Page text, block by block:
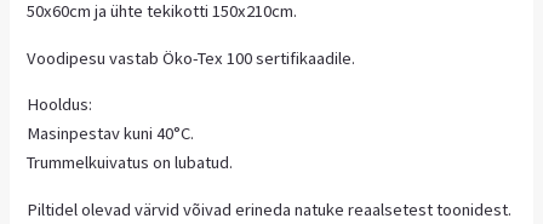
50x60cm ja ühte tekikotti 150x210cm.
Voodipesu vastab Öko-Tex 100 sertifikaadile.
Hooldus:
Masinpestav kuni 40°C.
Trummelkuivatus on lubatud.
Piltidel olevad värvid võivad erineda natuke reaalsetest toonidest.